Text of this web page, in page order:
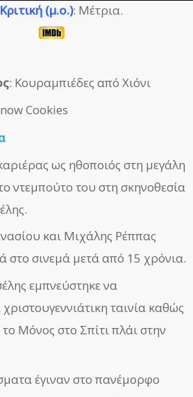
(μ.ο.): Μέτρια.
: Κουραμπιέδες από Χιόνι
Cookies
ως ηθοποιός στη μεγάλη
ντεμπούτο του στη σκηνοθεσία
και Μιχάλης Ρέππας
στο σινεμά μετά από 15 χρόνια.
εμπνεύστηκε να
ταινία καθώς
Μόνος στο Σπίτι πλάι στην
έγιναν στο πανέμορφο